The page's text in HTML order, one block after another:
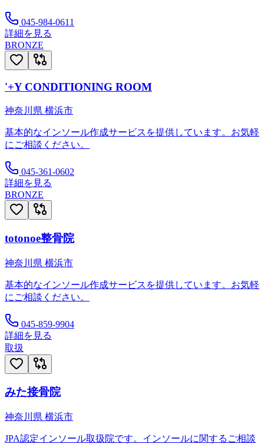
045-984-0611
詳細を見る
BRONZE
'+Y CONDITIONING ROOM
神奈川県 横浜市
基本的なインソール作成サービスを提供しています。お気軽
にご相談ください。
045-361-0602
詳細を見る
BRONZE
totonoe整骨院
神奈川県 横浜市
基本的なインソール作成サービスを提供しています。お気軽
にご相談ください。
045-859-9904
詳細を見る
取扱
みた接骨院
神奈川県 横浜市
JPA認定インソール取扱院です。インソールに関するご相談